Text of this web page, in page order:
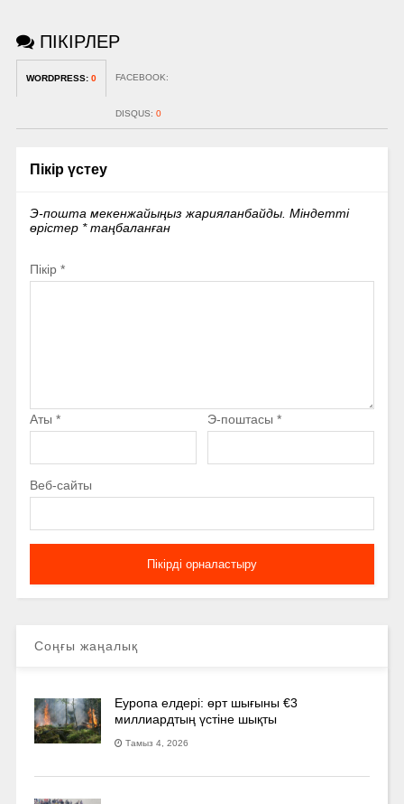
ПІКІРЛЕР
WORDPRESS: 0 FACEBOOK:
DISQUS: 0
Пікір үстеу
Э-пошта мекенжайыңыз жарияланбайды. Міндетті
өрістер *таңбаланған
Пікір *
Аты * Э-поштасы *
Веб-сайты
Соңғы жаңалық
Еуропа елдері: өрт шығыны €3
миллиардтың үстіне шықты
Тамыз 4, 2026